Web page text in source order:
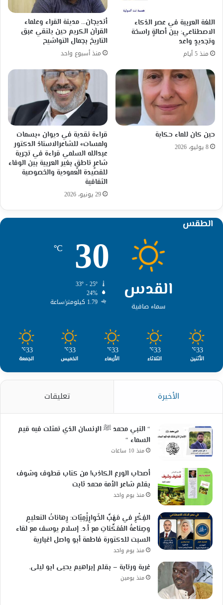
اللغة العربية في عصر الذكاء
الاصطناعي: بين أصالةٍ راسخة
وتجديدٍ واعد
منذ 5 أيام
أنديجان… مدينة القراء وعلماء
القرآن الكريم حين يلتقي عبق
التاريخ بجمال التواشيح
منذ أسبوع واحد
حين كان للماء حكاية
8 يوليو، 2026
قراءة نقدية في ديوان «بسمات
ولمسات» للشاعرالاستاذ الدكتور
عبدالله السلمي قراءة في تجربة
شاعرٍ ناطقٍ بغير العربية بين الوفاء
للقصيدة العمودية والخصوصية
الثقافية
29 يونيو، 2026
الطقس
القدس
سماء صافية
30
℃
24%
1.79 كيلومتر/ساعة
33
℃
الأثنين
33
℃
الثلاثاء
33
℃
الأربعاء
33
℃
الخميس
33
℃
الجمعة
الأخيرة تعليقات
“ النبي محمد ﷺ الإنسان الذي تمثلت فيه قيم
السماء “
منذ 10 ساعات
أصحاب الورع الكاذب! من كتاب قطوف وشوف
بقلم شاعر الأمة محمد ثابت
منذ يوم واحد
الفِكْرِ في مَهَبِّ الخَوارِزْمِيّات: رِهاناتُ التعليمِ
وصِناعةُ المُمَكِّناتِ مع أ.د. إسلام يوسف مع لقاء
السبت للدكتورة فاطمة أبو واصل اغبارية
منذ يوم واحد
غربة ورتابة – بقلم إبراهيم يحيى ابو ليلى.
منذ يومين